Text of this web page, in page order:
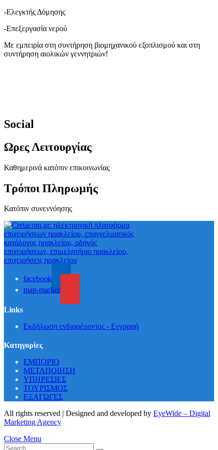
-Ελεγκτής Δόμησης
-Επεξεργασία νερού
Με εμπειρία στη συντήρηση βιομηχανικού εξοπλισμού και στη
συντήρηση αιολικών γεννητριών!
Social
Ωρες Λειτουργίας
Καθημερινά κατόπιν επικοινωνίας
Τρόποι Πληρωμής
Κατόπιν συνεννόησης
facebook
map-marker
Links
Εκδήλωση ενδιαφέροντος - Εγγραφή
Κατηγορίες
ΕΜΠΟΡΙΟ
ΜΕΤΑΠΟΙΗΣΗ
ΥΠΗΡΕΣΙΕΣ
ΤΟΥΡΙΣΜΟΣ
ΕΞΑΓΩΓΕΣ
All rights reserved | Designed and developed by EyeWide – Digital
Marketing Agency
Close Menu